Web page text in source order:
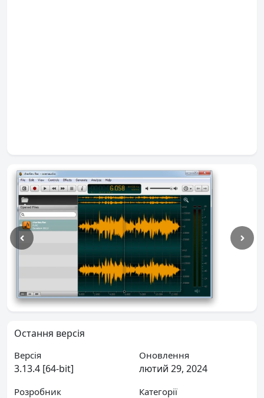
Остання версія
Версія
3.13.4 [64-bit]
Оновлення
лютий 29, 2024
Розробник Категорії